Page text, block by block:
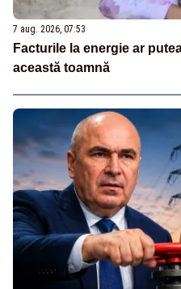
7 aug. 2026, 07:53
Facturile la energie ar
această toamnă